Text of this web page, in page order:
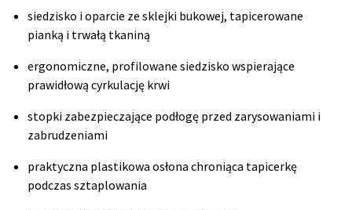
siedzisko i oparcie ze sklejki bukowej, tapicerowane
pianką i trwałą tkaniną
ergonomiczne, profilowane siedzisko wspierające
prawidłową cyrkulację krwi
stopki zabezpieczające podłogę przed zarysowaniami i
zabrudzeniami
praktyczna plastikowa osłona chroniąca tapicerkę
podczas sztaplowania